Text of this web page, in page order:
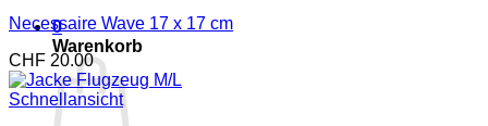
0
Warenkorb
Necessaire Wave 17 x 17 cm
CHF 20.00
Schnellansicht